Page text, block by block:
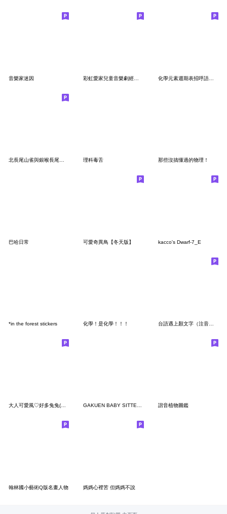
音樂家迷因 化學元素週期表招呼語第二波
北長尾山雀與銀喉長尾山雀6(冬天&全年） 理科毒舌 那些沒搞懂過的物理！
巴哈日常 可愛奇異鳥【冬天版】 kacco's Dwarf-7_E
*in the forest stickers 化學！是化學！！！ 台語遇上顏文字（注音版）
大人可愛風♡好多兔兔(大字報) GAKUEN BABY SITTERS 諧音植物圖鑑
翰林國小藝術Q版名畫人物 媽媽心裡苦 但媽媽不說